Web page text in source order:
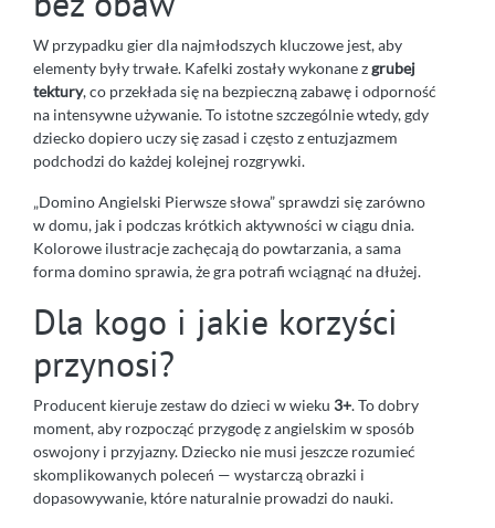
W przypadku gier dla najmłodszych kluczowe jest, aby
elementy były trwałe. Kafelki zostały wykonane zgrubej
tektury, co przekłada się na bezpieczną zabawę i odporność
na intensywne używanie. To istotne szczególnie wtedy, gdy
dziecko dopiero uczy się zasad i często z entuzjazmem
podchodzi do każdej kolejnej rozgrywki.
„Domino Angielski Pierwsze słowa” sprawdzi się zarówno
w domu, jak i podczas krótkich aktywności w ciągu dnia.
Kolorowe ilustracje zachęcają do powtarzania, a sama
forma domino sprawia, że gra potrafi wciągnąć na dłużej.
Dla kogo i jakie korzyści
przynosi?
Producent kieruje zestaw do dzieci w wieku 3+. To dobry
moment, aby rozpocząć przygodę z angielskim w sposób
oswojony i przyjazny. Dziecko nie musi jeszcze rozumieć
skomplikowanych poleceń — wystarczą obrazki i
dopasowywanie, które naturalnie prowadzi do nauki.